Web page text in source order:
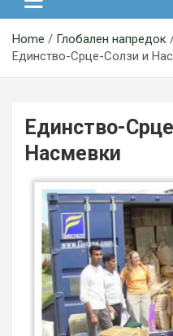
Home
Глобален напредок
Единство-Срце-Солзи и
Единство-
Насмевки